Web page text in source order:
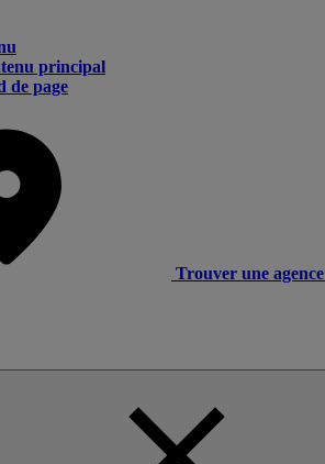
principal
de page
Trouver une agence